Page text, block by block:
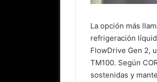
La opción más
refrigeración
FlowDrive Gen 2,
TM100. Según
sostenidas y